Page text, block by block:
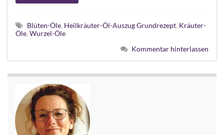
Blüten-Öle, Heilkräuter-Öl-Auszug Grundrezept, Kräuter-
Öle, Wurzel-Öle
Kommentar hinterlassen